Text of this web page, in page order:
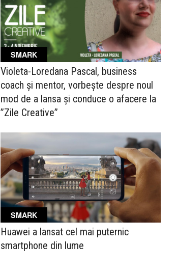
SMARK
Violeta-Loredana Pascal, business
coach şi mentor, vorbește despre noul
mod de a lansa și conduce o afacere la
”Zile Creative”
SMARK
Huawei a lansat cel mai puternic
smartphone din lume